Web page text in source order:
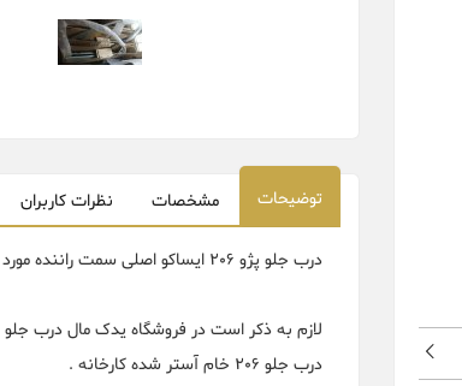
توضیحات مشخصات نظرات کاربران
درب جلو پژو 206 ایساکو اصلی سمت راننده مورد استفاده در خط تولید ایران خودرو آستر شده .
لازم به ذکر است در فروشگاه یدک مال درب جلو 206 به سه صورت :
درب جلو 206 خام آستر شده کارخانه .